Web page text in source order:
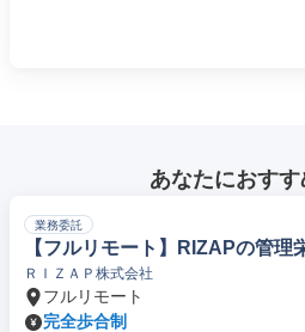
あなたにおす
業務委託
【フルリモート】RIZAPの管理
ＲＩＺＡＰ株式会社
フルリモート
完全歩合制